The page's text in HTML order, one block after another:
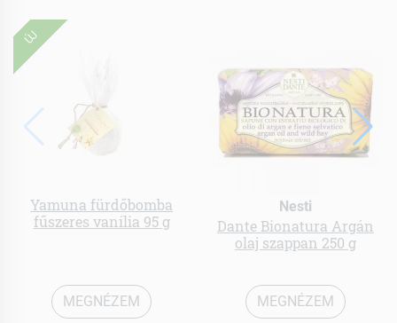
ÚJ
Yamuna fürdőbomba
fűszeres vanília 95 g
MEGNÉZEM
Nesti
Dante Bionatura Argán
olaj szappan 250 g
MEGNÉZEM